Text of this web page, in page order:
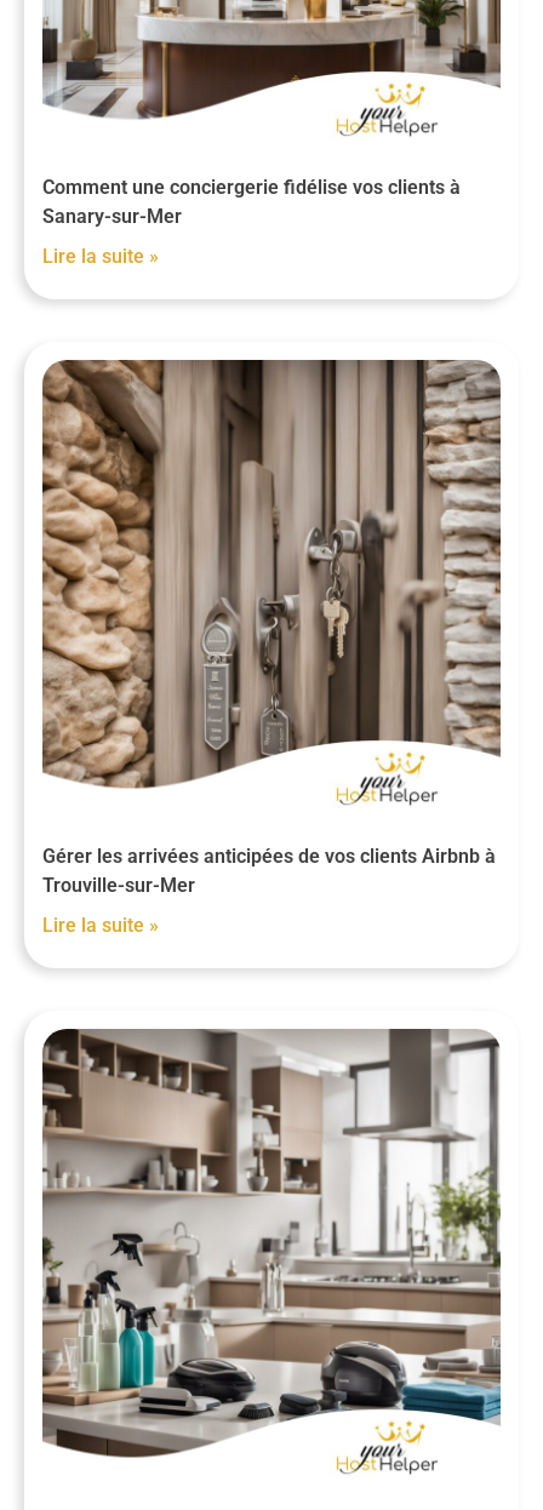
Comment une conciergerie fidélise vos clients à
Sanary-sur-Mer
Lire la suite »
Gérer les arrivées anticipées de vos clients Airbnb à
Trouville-sur-Mer
Lire la suite »